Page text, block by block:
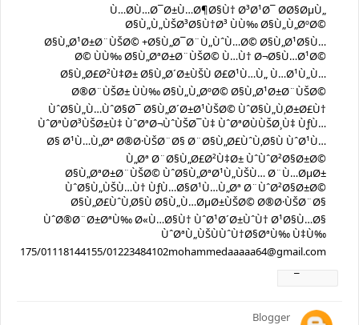
Ù…Ø­Ù…Ø¯Ø±Ù…Ø¶Ø§Ù† Ø³Ø¹Ø¯ Ø­Ø§ØµÙ„
Ø§Ù„Ù„ÙŠØ³Ø§Ù†Ø³ ÙÙ‰ Ø§Ù„Ù„ØºØ©
Ø§Ù„Ø¹Ø±Ø¨ÙŠØ© +Ø§Ù„Ø¯Ø¨Ù„ÙˆÙ…Ø© Ø§Ù„Ø¹Ø§Ù…
Ø© ÙÙ‰ Ø§Ù„ØªØ±Ø¨ÙŠØ© Ù…Ù† Ø¬Ø§Ù…Ø¹Ø©
Ø§Ù„Ø£Ø²Ù‡Ø± Ø§Ù„Ø´Ø±ÙŠÙ Ø£Ø¹Ù…Ù„ Ù…Ø¹Ù„Ù…
Ø®Ø¨ÙŠØ± ÙÙ‰ Ø§Ù„Ù„ØºØ© Ø§Ù„Ø¹Ø±Ø¨ÙŠØ©
ÙˆØ§Ù„Ù…ÙˆØ§Ø¯ Ø§Ù„Ø´Ø±Ø¹ÙŠØ© ÙˆØ§Ù„Ù‚Ø±Ø£Ù†
ÙˆØªÙØ³ÙŠØ±Ù‡ ÙˆØªØ¬ÙˆÙŠØ¯Ù‡ ÙˆØªØ­ÙÙŠØ¸Ù‡ ÙƒÙ…
Ø§ Ø¹Ù…Ù„Øª Ø®Ø·ÙŠØ¨Ø§ Ø¨Ø§Ù„Ø£ÙˆÙ‚Ø§Ù ÙˆØ¹Ù…
Ù„Øª Ø¨Ø§Ù„Ø£Ø²Ù‡Ø± ÙˆÙˆØ²Ø§Ø±Ø©
Ø§Ù„ØªØ±Ø¨ÙŠØ© ÙˆØ§Ù„ØªØ¹Ù„ÙŠÙ… Ø¨Ù…ØµØ±
ÙˆØ§Ù„ÙŠÙ…Ù† ÙƒÙ…Ø§Ø¹Ù…Ù„Øª Ø¨ÙˆØ²Ø§Ø±Ø©
Ø§Ù„Ø£ÙˆÙ‚Ø§Ù Ø§Ù„Ù…ØµØ±ÙŠØ© Ø®Ø·ÙŠØ¨Ø§
ÙˆØ®Ø¨Ø±ØªÙ‰ Ø«Ù…Ø§Ù† ÙˆØ¹Ø´Ø±ÙˆÙ† Ø¹Ø§Ù…Ø§
ÙˆØªÙ„ÙŠÙÙˆÙ†Ø§ØªÙ‰ Ù‡Ù‰
01118144155/01223484102mohammedaaaaa64@gmail.com
Blogger